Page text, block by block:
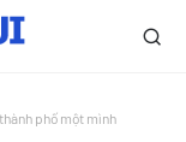
phố một mình